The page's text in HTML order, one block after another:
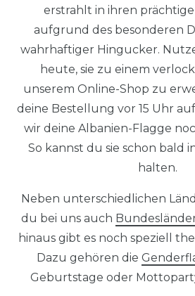
erstrahlt in ihren
aufgrund des besonderen
wahrhaftiger Hingucker.
heute, sie zu einem
unserem Online-Shop zu
deine Bestellung vor 15 Uhr
wir deine Albanien-Flagge
So kannst du sie schon bald
halten.
Neben unterschiedlichen
du bei uns auch
hinaus gibt es noch speziell
Dazu gehören die
Geburtstage oder